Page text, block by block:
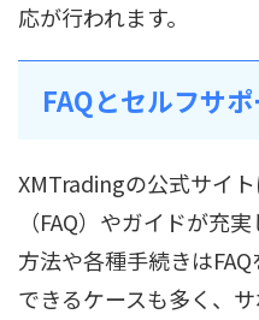
応が行われます。
FAQとセルフサポ
XMTradingの公式サイ
（FAQ）やガイドが充
方法や各種手続きは
できるケースも多く、